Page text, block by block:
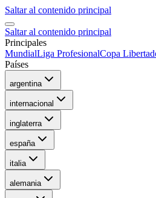
Saltar al contenido principal
Saltar al contenido principal
Principales
MundialLiga ProfesionalCopa
Países
argentina
internacional
inglaterra
españa
italia
alemania